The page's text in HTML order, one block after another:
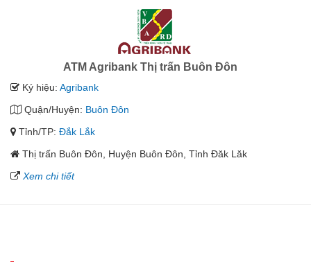
ATM Agribank Thị trấn Buôn Đôn
Ký hiệu: Agribank
Quận/Huyện: Buôn Đôn
Tỉnh/TP: Đắk Lắk
Thị trấn Buôn Đôn, Huyện Buôn Đôn, Tỉnh Đăk Lăk
Xem chi tiết